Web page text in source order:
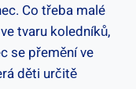
Co třeba malé
tvaru koledníků,
se přemění ve
děti určitě